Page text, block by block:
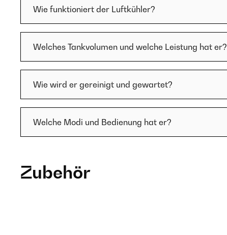
Wie funktioniert der Luftkühler?
Welches Tankvolumen und welche Leistung hat er?
Wie wird er gereinigt und gewartet?
Welche Modi und Bedienung hat er?
Zubehör